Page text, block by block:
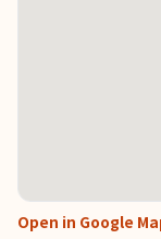
Open in Google